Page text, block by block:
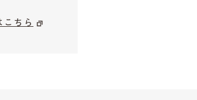
こちら